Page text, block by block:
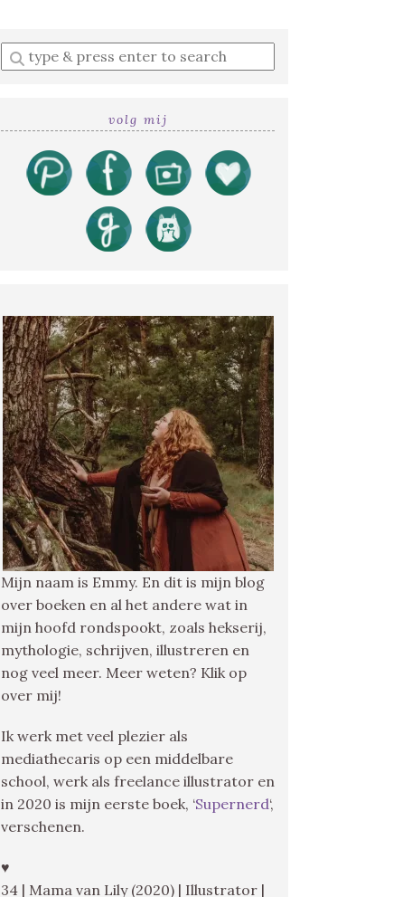
Enter
a
volg mij
Mijn naam is Emmy. En dit is mijn blog
over boeken en al het andere wat in
mijn hoofd rondspookt, zoals hekserij,
mythologie, schrijven, illustreren en
nog veel meer. Meer weten? Klik op
over mij!
Ik werk met veel plezier als
mediathecaris op een middelbare
school, werk als freelance illustrator en
in 2020 is mijn eerste boek, ‘Supernerd‘,
verschenen.
♥
34 | Mama van Lily (2020) | Illustrator |